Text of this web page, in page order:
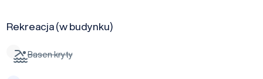
Rekreacja (w budynku)
Basen kryty